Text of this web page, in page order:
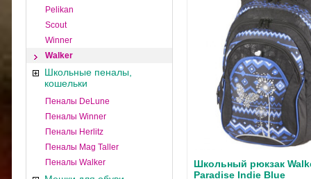
Pelikan
Scout
Winner
Walker
Школьные пеналы,
кошельки
Пеналы DeLune
Пеналы Winner
Пеналы Herlitz
Пеналы Mag Taller
Пеналы Walker
Школьный рюкзак
Paradise Indie Blue